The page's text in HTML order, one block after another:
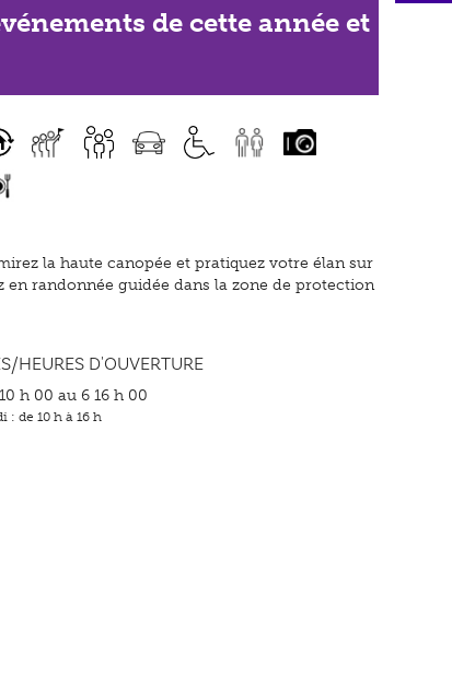
de cette année et
la haute canopée et pratiquez votre élan sur
en randonnée guidée dans la zone de protection
HEURES D'OUVERTURE
h 00 au 6 16 h 00
: de 10 h à 16 h